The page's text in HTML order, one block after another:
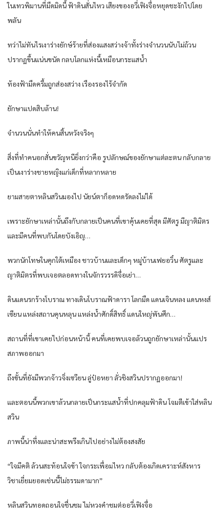
ในเทวพิมานที่มืดมิดนี้ ฟ้าดินสั่นไหว เสียงของอวี่เฟิงจื่อหยุดชะงักไปโดย
พลัน
ทว่าไม่ทันไรเงาร่างยักษ์ร้ายที่ส่องแสงสว่างจ้าทั้งร่างจำนวนนับไม่ถ้วน
ปรากฏขึ้นแน่นขนัด กลบโลกแห่งนี้เหมือนกระแสน้ำ
ท้องฟ้ามืดครึ้มถูกส่องสว่าง เรืองรองไร้จำกัด
ยักษาแปดสิบล้าน!
จำนวนนั่นทำให้คนสิ้นหวังจริงๆ
สิ่งที่ทำคนอกสั่นขวัญหนียิ่งกว่าคือ รูปลักษณ์ของยักษาแต่ละตน กลับกลาย
เป็นเงาร่างชายหญิงแก่เด็กที่หลากหลาย
ยามสายตาหลินสวินมองไป นัยน์ตาก็อดหดรัดลงไม่ได้
เพราะยักษาเหล่านั้นถึงกับกลายเป็นคนที่เขาคุ้นเคยที่สุด มีศัตรู มีญาติมิตร
และมีคนที่พบกันโดยบังเอิญ…
พวกนักโทษในคุกใต้เหมือง ชาวบ้านและเด็กๆ หมู่บ้านเฟยอวิ๋น ศัตรูและ
ญาติมิตรที่พบเจอตลอดทางในจักรวรรดิจื่อเย่า…
ดินแดนรกร้างโบราณ ทางเดินโบราณฟ้าดารา โลกมืด แดนเจินหลง แดนหงส์
เซียน แหล่งสถานคุนหลุน แหล่งน้ำศักดิ์สิทธิ์ แดนใหญ่พันศึก…
สถานที่ที่เขาเคยไปก่อนหน้านี้ คนที่เคยพบเจอล้วนถูกยักษาเหล่านั้นแปร
สภาพออกมา
ถึงขั้นที่ยังมีพวกจ้าวจิ่งเซวียน ลู่ป๋อหยา ลั่วชิงสวินปรากฏออกมา!
และตอนนี้พวกเขาล้วนกลายเป็นกระแสน้ำที่ปกคลุมฟ้าดิน โจมตีเข้าใส่หลิน
สวิน
ภาพนี้น่าทึ่งและน่าสะพรึงเกินไปอย่างไม่ต้องสงสัย
“ใจมีคติ ล้วนสะท้อนใจข้า ใจกระเพื่อมไหว กลับต้องเกิดเคราะห์สังหาร
วิชาเยี่ยมยอดเช่นนี้ไม่ธรรมดามาก”
หลินสวินทอดถอนใจชื่นชม ไม่หวงคำชมต่ออวี่เฟิงจื่อ